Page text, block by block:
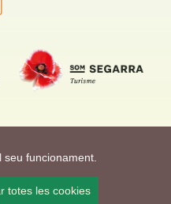
funcionament.
totes les cookies